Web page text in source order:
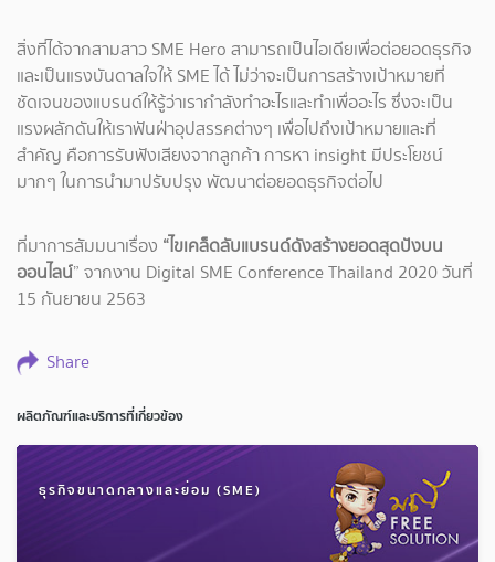
สิ่งที่ได้จากสามสาว SME Hero สามารถเป็นไอเดียเพื่อต่อยอดธุรกิจ
และเป็นแรงบันดาลใจให้ SME ได้ ไม่ว่าจะเป็นการสร้างเป้าหมายที่
ชัดเจนของแบรนด์ให้รู้ว่าเรากำลังทำอะไรและทำเพื่ออะไร ซึ่งจะเป็น
แรงผลักดันให้เราฟันฝ่าอุปสรรคต่างๆ เพื่อไปถึงเป้าหมายและที่
สำคัญ คือการรับฟังเสียงจากลูกค้า การหา insight มีประโยชน์
มากๆ ในการนำมาปรับปรุง พัฒนาต่อยอดธุรกิจต่อไป
ที่มาการสัมมนาเรื่อง “ไขเคล็ดลับแบรนด์ดังสร้างยอดสุดปังบน
ออนไลน์” จากงาน Digital SME Conference Thailand 2020 วันที่
15 กันยายน 2563
Share
ผลิตภัณฑ์และบริการที่เกี่ยวข้อง
ธุรกิจขนาดกลางและย่อม (SME)